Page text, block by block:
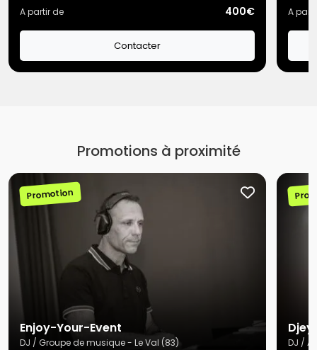
A partir de 400€
Contacter
A
Promotions à proximité
Promotion
Enjoy-Your-Event
DJ / Groupe de musique - Le Val (83) DJ /